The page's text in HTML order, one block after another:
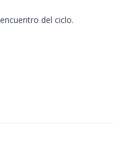
del ciclo.